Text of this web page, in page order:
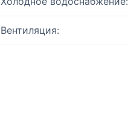
Вентиляция: